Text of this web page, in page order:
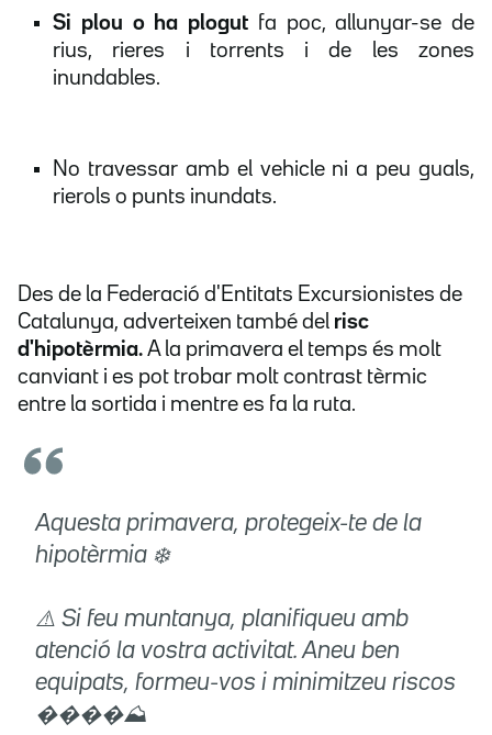
Si plou o ha plogut fa poc, allunyar-se de
rius, rieres i torrents i de les zones
inundables.
No travessar amb el vehicle ni a peu guals,
rierols o punts inundats.
Des de la Federació d'Entitats Excursionistes de
Catalunya, adverteixen també del risc
d'hipotèrmia. A la primavera el temps és molt
canviant i es pot trobar molt contrast tèrmic
entre la sortida i mentre es fa la ruta.
Aquesta primavera, protegeix-te de la
hipotèrmia ❄️
⚠️ Si feu muntanya, planifiqueu amb
atenció la vostra activitat. Aneu ben
equipats, formeu-vos i minimitzeu riscos
��️��⛰️